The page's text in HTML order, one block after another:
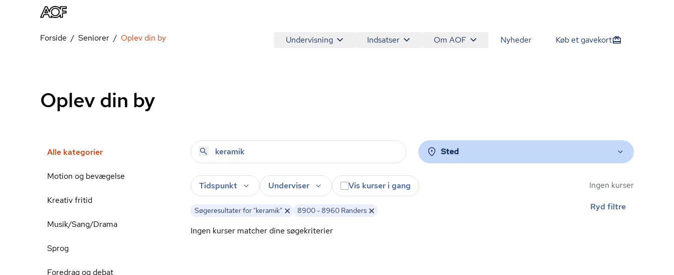
Undervisning Indsatser Om AOF Nyheder Køb et gavekort
Forside Seniorer Oplev din by
Oplev din by
Alle kategorier
Motion og bevægelse
Kreativ fritid
Musik/Sang/Drama
Sprog
Foredrag og debat
Sted
Tidspunkt Underviser Vis kurser i gang
Søgeresultater for "keramik" 8900 - 8960 Randers
Ingen kurser
Ryd filtre
Ingen kurser matcher dine søgekriterier